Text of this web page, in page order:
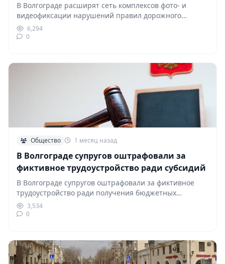
В Волгограде расширят сеть комплексов фото- и
видеофиксации нарушений правил дорожного
движения. До 1 ноября…
6,294
0
Общество 1 месяц назад
В Волгограде супругов оштрафовали за
фиктивное трудоустройство ради субсидий
В Волгограде супругов оштрафовали за фиктивное
трудоустройство ради получения бюджетных
субсидий. Как сообщили в прокуратуре,…
3,534
0